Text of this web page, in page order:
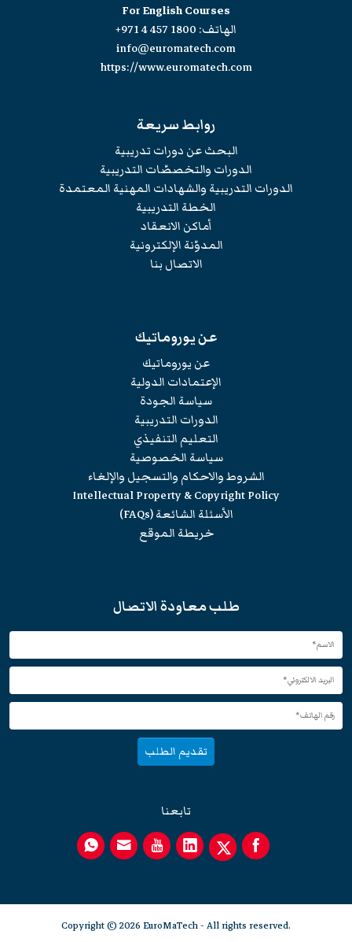
For English Courses
الهاتف: +971 4 457 1800
info@euromatech.com
https://www.euromatech.com
روابط سريعة
البحث عن دورات تدريبية
الدورات والتخصصّات التدريبية
الدورات التدريبية والشهادات المهنية المعتمدة
الخطة التدريبية
أماكن الانعقاد
المدوّنة الإلكترونية
الاتصال بنا
عن يوروماتيك
عن يوروماتيك
الإعتمادات الدولية
سياسة الجودة
الدورات التدريبية
التعليم التنفيذي
سياسة الخصوصية
الشروط والاحكام والتسجيل والإلغاء
Intellectual Property & Copyright Policy
الأسئلة الشائعة (FAQs)
خريطة الموقع
طلب معاودة الاتصال
تقديم الطلب
تابعنا
Copyright © 2026 EuroMaTech - All rights reserved.